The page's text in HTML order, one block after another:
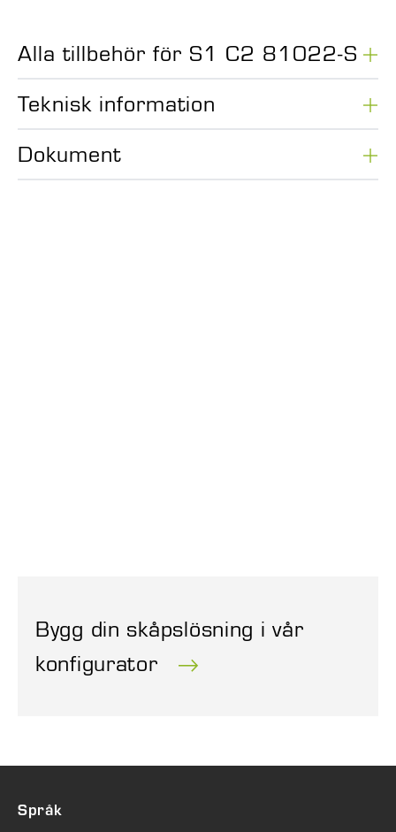
Alla tillbehör för S1 C2 81022-S
Teknisk information
Dokument
Bygg din skåpslösning i vår
konfigurator
Språk